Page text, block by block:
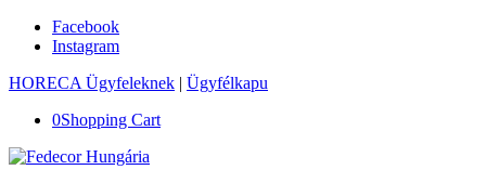
Facebook
Instagram
HORECA Ügyfeleknek | Ügyfélkapu
0Shopping Cart